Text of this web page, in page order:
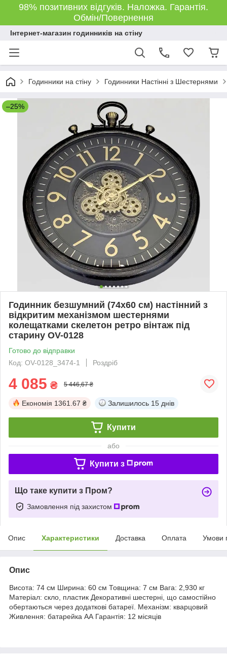
98% позитивних відгуків. Наложка. Гарантія.
Обмін/Повернення
Інтернет-магазин годинників на стіну
Годинники на стіну Годинники Настінні з Шестернями
–25%
Годинник безшумний (74х60 см) настінний з
відкритим механізмом шестернями
колещатками скелетон ретро вінтаж під
старину OV-0128
Готово до відправки
Код: OV-0128_3474-1
Роздріб
4 085 ₴ 5 446,67 ₴
Економія 1361.67 ₴ Залишилось 15 днів
Купити
або
Купити з
Що таке купити з Пром?
Замовлення під захистом
Опис Характеристики Доставка Оплата Умови
Опис
Висота: 74 см Ширина: 60 см Товщина: 7 см Вага: 2,930 кг
Матеріал: скло, пластик Декоративні шестерні, що самостійно
обертаються через додаткові батареї. Механізм: кварцовий
Живлення: батарейка АА Гарантія: 12 місяців